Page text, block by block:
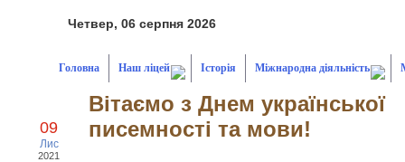
Четвер, 06 серпня 2026
Головна Наш ліцей Історія Міжнародна діяльність
09
Лис
2021
Вітаємо з Днем української
писемності та мови!